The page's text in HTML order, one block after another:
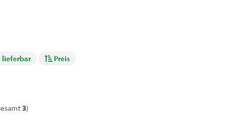
lieferbar
Preis
3)